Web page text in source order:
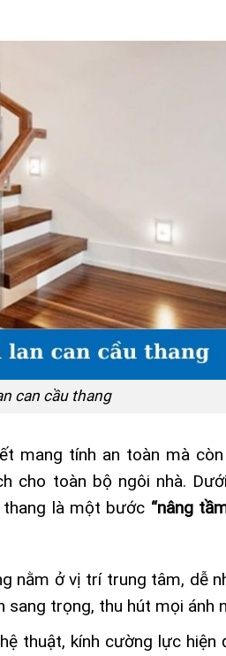
can cầu thang
mang tính an toàn mà
cho toàn bộ ngôi nhà.
là một bước “nâng
nằm ở vị trí trung tâm, dễ
sang trọng, thu hút mọi ánh
thuật, kính cường lực hiện